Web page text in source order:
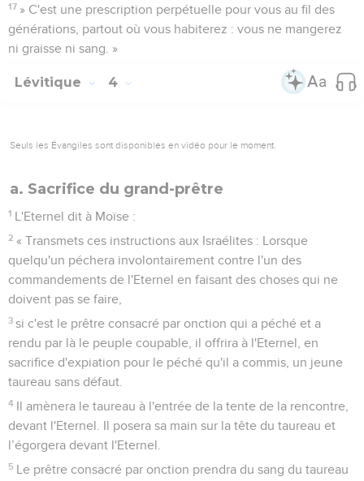
17 » C'est une prescription perpétuelle pour vous au fil des
générations, partout où vous habiterez : vous ne mangerez
ni graisse ni sang. »
Lévitique 4
Seuls les Évangiles sont disponibles en vidéo pour le moment.
a. Sacrifice du grand-prêtre
1 L'Eternel dit à Moïse :
2 « Transmets ces instructions aux Israélites : Lorsque
quelqu'un péchera involontairement contre l'un des
commandements de l'Eternel en faisant des choses qui ne
doivent pas se faire,
3 si c'est le prêtre consacré par onction qui a péché et a
rendu par là le peuple coupable, il offrira à l'Eternel, en
sacrifice d'expiation pour le péché qu'il a commis, un jeune
taureau sans défaut.
4 Il amènera le taureau à l'entrée de la tente de la rencontre,
devant l'Eternel. Il posera sa main sur la tête du taureau et
l’égorgera devant l'Eternel.
5 Le prêtre consacré par onction prendra du sang du taureau